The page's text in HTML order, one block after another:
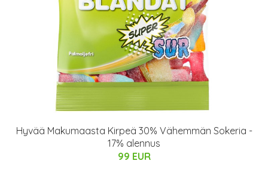
Hyvää Makumaasta Kirpeä 30% Vähemmän Sokeria -
17% alennus
99 EUR